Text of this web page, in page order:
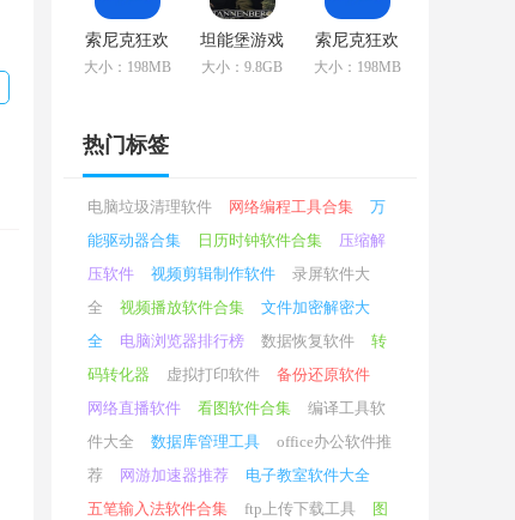
索尼克狂欢
电脑上增强
大小：198MB
坦能堡游戏
汉化汉语破
译电脑版本
大小：9.8GB
索尼克狂欢
plus最新版
大小：198MB
热门标签
电脑垃圾清理软件 网络编程工具合集
万
能驱动器合集
日历时钟软件合集
压缩解
压软件
视频剪辑制作软件
录屏软件大
全
视频播放软件合集
文件加密解密大
全
电脑浏览器排行榜 数据恢复软件
转
码转化器
虚拟打印软件
备份还原软件
网络直播软件
看图软件合集
编译工具软
件大全
数据库管理工具
office办公软件推
荐
网游加速器推荐
电子教室软件大全
五笔输入法软件合集
ftp上传下载工具
图